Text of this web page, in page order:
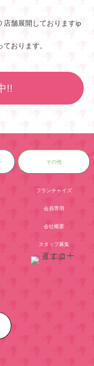
店舗展開しておりますip
おります。
!!
その他
フランチャイズ
会員専用
会社概要
スタッフ募集